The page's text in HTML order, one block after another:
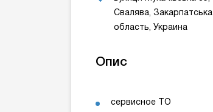
Свалява, Закарпатська
область, Украина
Опис
сервисное ТО